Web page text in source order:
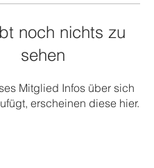
noch nichts zu
sehen
Mitglied Infos über sich
erscheinen diese hier.